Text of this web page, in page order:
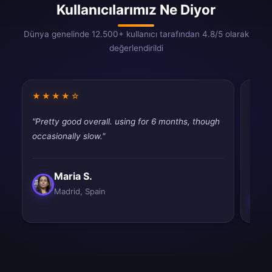
Kullanıcılarımız Ne Diyor
Dünya genelinde 12.500+ kullanıcı tarafından 4.8/5 olarak
değerlendirildi
★★★★☆
"Pretty good overall. using for 6 months, though
occasionally slow."
Maria S.
Madrid, Spain